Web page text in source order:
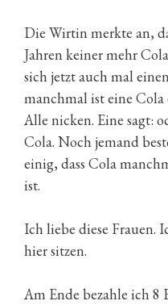
Die Wirtin merkte an,
Jahren keiner mehr
sich jetzt auch mal
manchmal ist eine Cola
Alle nicken. Eine sagt:
Cola. Noch jemand
einig, dass Cola
ist.
Ich liebe diese Frauen.
hier sitzen.
Am Ende bezahle ich 8